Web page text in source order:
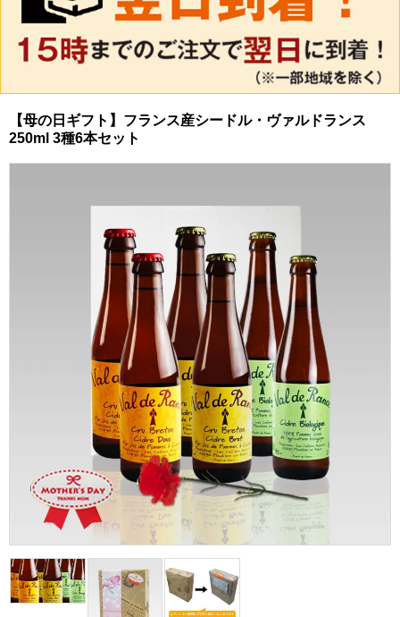
【母の日ギフト】フランス産シードル・ヴァルドランス
250ml 3種6本セット